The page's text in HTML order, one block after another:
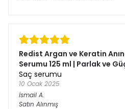
Redist Argan ve Keratin
Serumu 125 ml | Parlak ve
Saç serumu
10 Ocak 2025
İsmail A.
Satın Alınmış